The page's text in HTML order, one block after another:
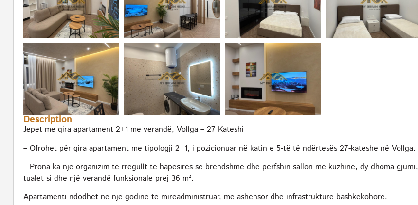
Description
Jepet me qira apartament 2+1 me verandë, Vollga – 27 Kateshi
– Ofrohet për qira apartament me tipologji 2+1, i pozicionuar në katin e 5-të të ndërtesës 27-kateshe në Vollga.
– Prona ka një organizim të rregullt të hapësirës së brendshme dhe përfshin sallon me kuzhinë, dy dhoma gjumi,
tualet si dhe një verandë funksionale prej 36 m².
Apartamenti ndodhet në një godinë të mirëadministruar, me ashensor dhe infrastrukturë bashkëkohore.